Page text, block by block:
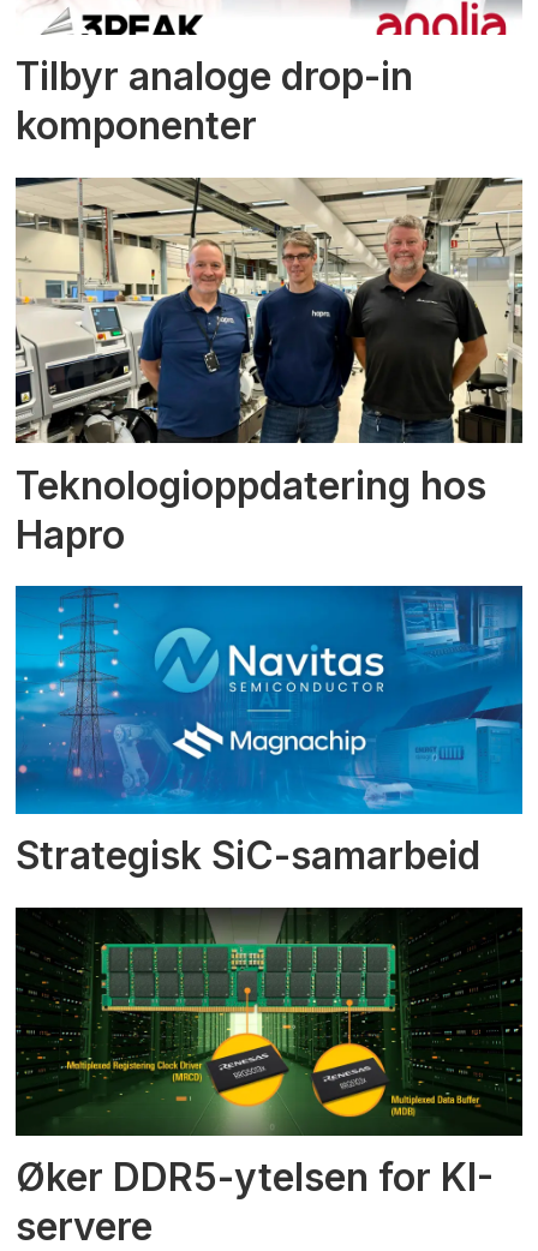
Tilbyr analoge drop-in
komponenter
Teknologioppdatering hos
Hapro
Strategisk SiC-samarbeid
Øker DDR5-ytelsen for KI-
servere